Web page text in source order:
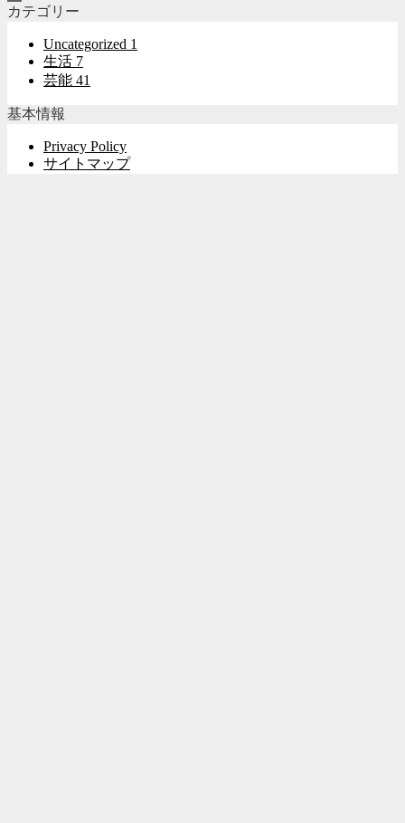
カテゴリー
Uncategorized 1
生活 7
芸能 41
基本情報
Privacy Policy
サイトマップ